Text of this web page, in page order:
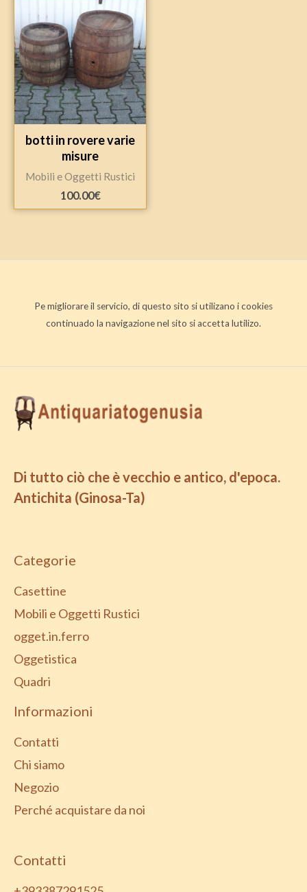
botti in rovere varie
misure
Mobili e Oggetti Rustici
100.00€
Pe migliorare il servicio, di questo sito si utilizano i cookies
continuado la navigazione nel sito si accetta lutilizo.
Di tutto ciò che è vecchio e antico, d'epoca.
Antichita (Ginosa-Ta)
Categorie
Casettine
Mobili e Oggetti Rustici
ogget.in.ferro
Oggetistica
Quadri
Informazioni
Contatti
Chi siamo
Negozio
Perché acquistare da noi
Contatti